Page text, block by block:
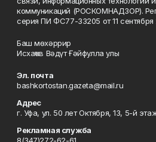
коммуникаций (РОСКОМНАДЗОР).
серия ПИ ФС77-33205 от 11 сентября
Баш мөхәррир
Исхаҡов Вәдүт Ғәйфулла улы
Эл. почта
bashkortostan.gazeta@mail.ru
Адрес
г. Уфа, ул. 50 лет Октября, 13, 5-й
Рекламная служба